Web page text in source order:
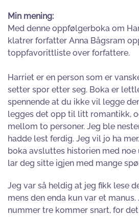
Min mening:
Med denne oppfølgerboka om
klatrer forfatter Anna Bågsram
toppfavorittliste over forfattere.
Harriet er en person som er
setter spor etter seg. Boka er
spennende at du ikke vil legge
legges det opp til litt romantikk,
mellom to personer. Jeg ble
hadde lest ferdig. Jeg vil jo ha
boka avsluttes historien med noe
lar deg sitte igjen med mange
Jeg var så heldig at jeg fikk lese
mens den enda kun var et
nummer tre kommer snart, for